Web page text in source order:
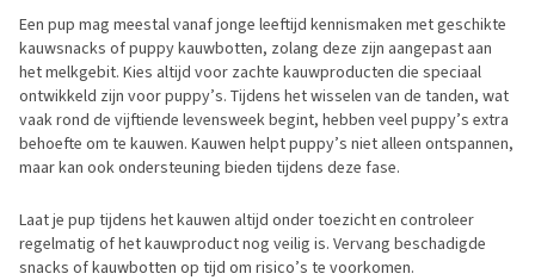
Een pup mag meestal vanaf jonge leeftijd kennismaken met geschikte
kauwsnacks of puppy kauwbotten, zolang deze zijn aangepast aan
het melkgebit. Kies altijd voor zachte kauwproducten die speciaal
ontwikkeld zijn voor puppy’s. Tijdens het wisselen van de tanden, wat
vaak rond de vijftiende levensweek begint, hebben veel puppy’s extra
behoefte om te kauwen. Kauwen helpt puppy’s niet alleen ontspannen,
maar kan ook ondersteuning bieden tijdens deze fase.
Laat je pup tijdens het kauwen altijd onder toezicht en controleer
regelmatig of het kauwproduct nog veilig is. Vervang beschadigde
snacks of kauwbotten op tijd om risico’s te voorkomen.